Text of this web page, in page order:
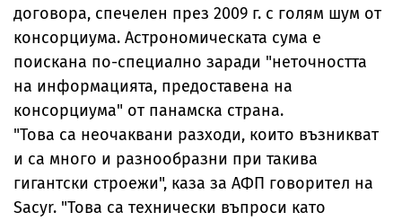
договора, спечелен през 2009 г. с голям шум от
консорциума. Астрономическата сума е
поискана по-специално заради "неточността
на информацията, предоставена на
консорциума" от панамска страна.
"Това са неочаквани разходи, които възникват
и са много и разнообразни при такива
гигантски строежи", каза за АФП говорител на
Sacyr. "Това са технически въпроси като